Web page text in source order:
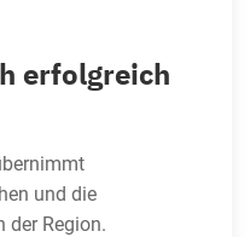
erfolgreich
und die
Region.